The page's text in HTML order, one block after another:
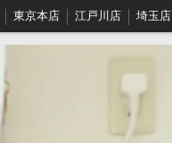
東京本店 江戸川店 埼玉店